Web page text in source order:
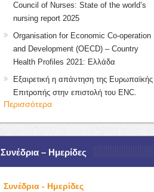
Council of Nurses: State of the world’s
nursing report 2025
Organisation for Economic Co-operation
and Development (OECD) – Country
Health Profiles 2021: Ελλάδα
Εξαιρετική η απάντηση της Ευρωπαϊκής
Επιτροπής στην επιστολή του ENC.
Περισσότερα
Συνέδρια – Ημερίδες
Συνέδρια - Ημερίδες